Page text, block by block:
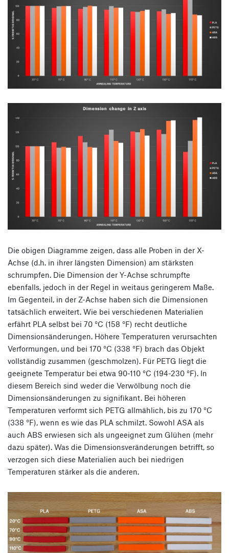
Die obigen Diagramme zeigen, dass alle Proben in der X-
Achse (d.h. in ihrer längsten Dimension) am stärksten
schrumpfen. Die Dimension der Y-Achse schrumpfte
ebenfalls, jedoch in der Regel in weitaus geringerem Maße.
Im Gegenteil, in der Z-Achse haben sich die Dimensionen
tatsächlich erweitert. Wie bei verschiedenen Materialien
erfährt PLA selbst bei 70 °C (158 °F) recht deutliche
Dimensionsänderungen. Höhere Temperaturen verursachten
Verformungen, und bei 170 °C (338 °F) brach das Objekt
vollständig zusammen (geschmolzen). Für PETG liegt die
geeignete Temperatur bei etwa 90-110 °C (194-230 °F). In
diesem Bereich sind weder die Verwölbung noch die
Dimensionsänderungen zu signifikant. Bei höheren
Temperaturen verformt sich PETG allmählich, bis zu 170 °C
(338 °F), wenn es wie das PLA schmilzt. Sowohl ASA als
auch ABS erwiesen sich als ungeeignet zum Glühen (mehr
dazu später). Was die Dimensionsveränderungen betrifft, so
verzogen sich diese Materialien auch bei niedrigen
Temperaturen stärker als die anderen.